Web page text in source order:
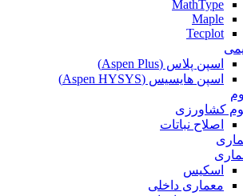
MathType
Maple
Tecplot
اسپن پلاس (Aspen Plus)
اسپن هایسیس (Aspen HYSYS)
کشاورزی
اصلاح نباتات
اسکیس
معماری داخلی